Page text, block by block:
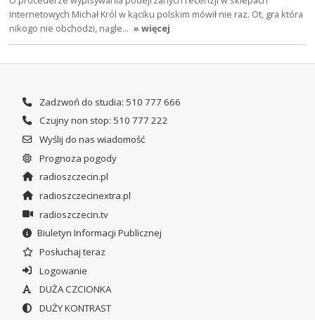
internetowych Michał Król w kąciku polskim mówił nie raz. Ot, gra która
nikogo nie obchodzi, nagle… » więcej
Zadzwoń do studia: 510 777 666
Czujny non stop: 510 777 222
Wyślij do nas wiadomość
Prognoza pogody
radioszczecin.pl
radioszczecinextra.pl
radioszczecin.tv
Biuletyn Informacji Publicznej
Posłuchaj teraz
Logowanie
DUŻA CZCIONKA
DUŻY KONTRAST